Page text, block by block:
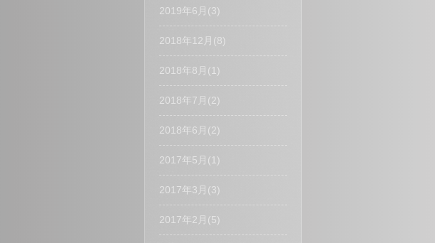
2019年6月(3)
2018年12月(8)
2018年8月(1)
2018年7月(2)
2018年6月(2)
2017年5月(1)
2017年3月(3)
2017年2月(5)